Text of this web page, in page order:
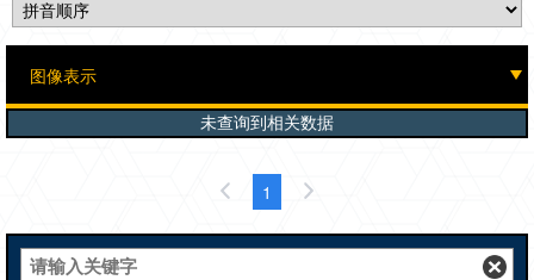
未查询到相关数据
1